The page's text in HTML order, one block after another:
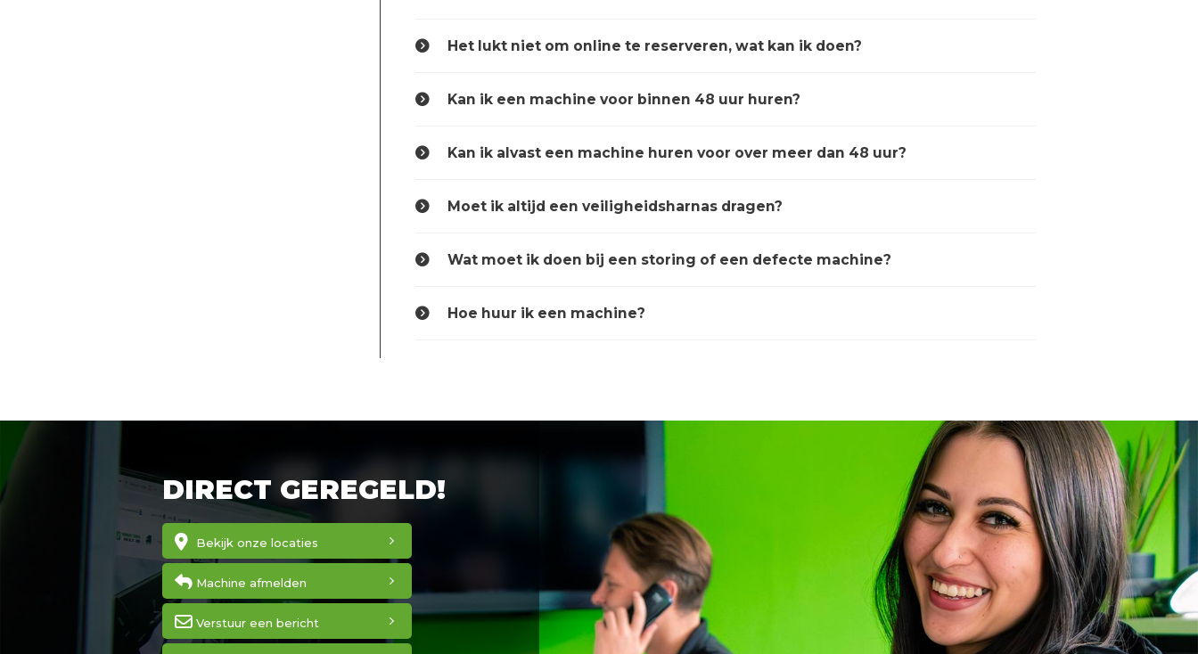
Het lukt niet om online te reserveren, wat kan ik doen?
Kan ik een machine voor binnen 48 uur huren?
Kan ik alvast een machine huren voor over meer dan 48 uur?
Moet ik altijd een veiligheidsharnas dragen?
Wat moet ik doen bij een storing of een defecte machine?
Hoe huur ik een machine?
DIRECT GEREGELD!
Bekijk onze locaties
Machine afmelden
Verstuur een bericht